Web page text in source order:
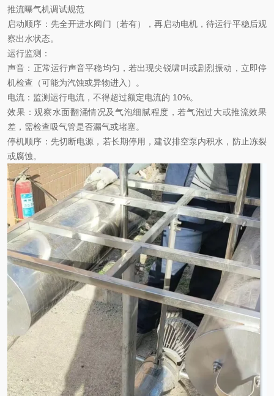
推流曝气机调试规范
启动顺序 ‌：先全开进水阀门（若有），再启动电机，待运行平稳后观
察出水状态。
运行监测 ‌：
声音 ‌：正常运行声音平稳均匀，若出现尖锐啸叫或剧烈振动，立即停
机检查（可能为汽蚀或异物进入）。
电流 ‌：监测运行电流，不得超过额定电流的 10%。
效果 ‌：观察水面翻涌情况及气泡细腻程度，若气泡过大或推流效果
差，需检查吸气管是否漏气或堵塞。
停机顺序 ‌：先切断电源，若长期停用，建议排空泵内积水，防止冻裂
或腐蚀。